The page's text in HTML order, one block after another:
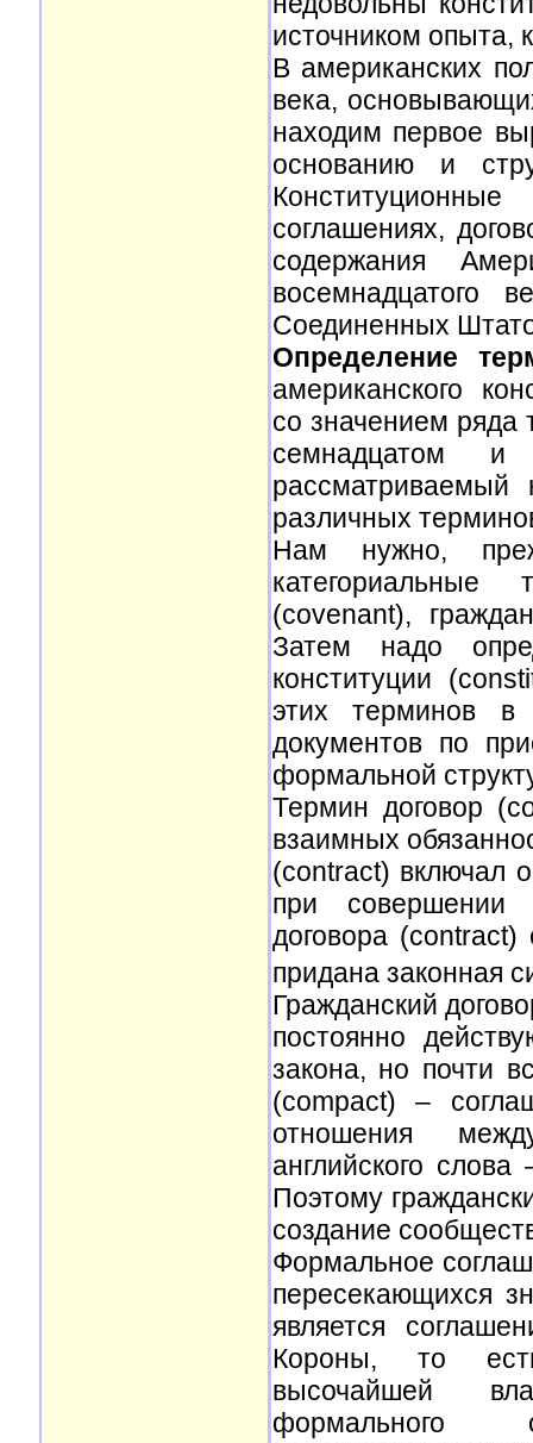
источником опыта,
В американских
века,
находим первое
основанию и
соглашениях,
содержания
восемнадцатого
Соединенных
Определение
американского
со значением ряда
семнадцатом
рассматриваемый
различных
Нам нужно,
(covenant),
Затем надо
конституции
этих терминов в
документов по
формальной
Термин договор
взаимных
(contract) включал
при совершении
договора (contract)
придана законная
Гражданский
постоянно
закона, но почти
(compact) –
отношения
английского
Поэтому
создание
Формальное
пересекающихся
является
Короны, то есть
высочайшей
формального